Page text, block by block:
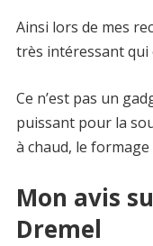
Ainsi lors de mes
très intéressant qui
Ce n’est pas un
puissant pour la
à chaud, le
Mon avis
Dremel